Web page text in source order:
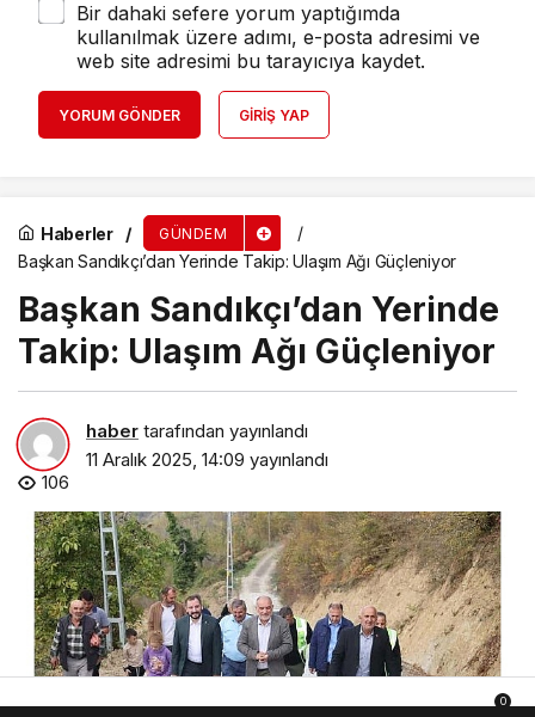
Bir dahaki sefere yorum yaptığımda
kullanılmak üzere adımı, e-posta adresimi ve
web site adresimi bu tarayıcıya kaydet.
YORUM GÖNDER GIRIŞ YAP
Haberler GÜNDEM
Başkan Sandıkçı’dan Yerinde Takip: Ulaşım Ağı Güçleniyor
Başkan Sandıkçı’dan Yerinde
Takip: Ulaşım Ağı Güçleniyor
haber tarafından yayınlandı
11 Aralık 2025, 14:09 yayınlandı
106
0